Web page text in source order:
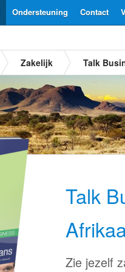
Contact
Ondersteuning
Zakelijk Talk
Talk
Zie jezelf